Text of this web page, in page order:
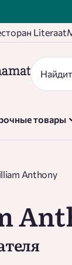
Literaat
товары
Anthony